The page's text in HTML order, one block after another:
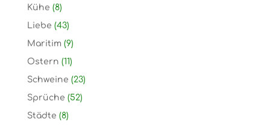
Kühe (8)
Liebe (43)
Maritim (9)
Ostern (11)
Schweine (23)
Sprüche (52)
Städte (8)